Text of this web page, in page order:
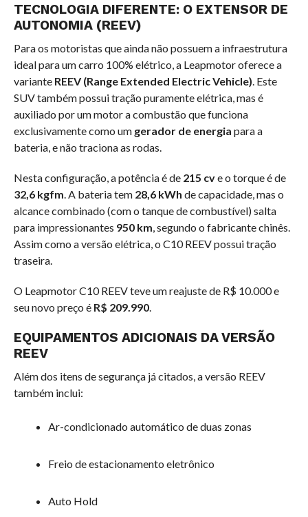
TECNOLOGIA DIFERENTE: O EXTENSOR DE
AUTONOMIA (REEV)
Para os motoristas que ainda não possuem a infraestrutura
ideal para um carro 100% elétrico, a Leapmotor oferece a
variante REEV (Range Extended Electric Vehicle). Este
SUV também possui tração puramente elétrica, mas é
auxiliado por um motor a combustão que funciona
exclusivamente como um gerador de energia para a
bateria, e não traciona as rodas.
Nesta configuração, a potência é de 215 cve o torque é de
32,6 kgfm. A bateria tem 28,6 kWh de capacidade, mas o
alcance combinado (com o tanque de combustível) salta
para impressionantes 950 km, segundo o fabricante chinês.
Assim como a versão elétrica, o C10 REEV possui tração
traseira.
O Leapmotor C10 REEV teve um reajuste de R$ 10.000 e
seu novo preço é R$ 209.990.
EQUIPAMENTOS ADICIONAIS DA VERSÃO
REEV
Além dos itens de segurança já citados, a versão REEV
também inclui:
Ar-condicionado automático de duas zonas
Freio de estacionamento eletrônico
Auto Hold